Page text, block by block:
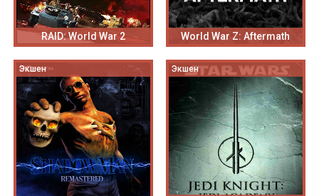
RAID: World War 2 World War Z: Aftermath
Экшен Экшен